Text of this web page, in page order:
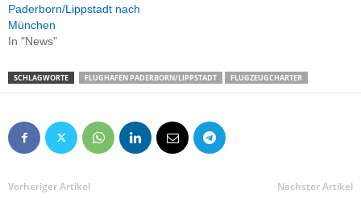
Paderborn/Lippstadt nach
München
In "News"
SCHLAGWORTE FLUGHAFEN PADERBORN/LIPPSTADT FLUGZEUGCHARTER
Vorheriger Artikel Nächster Artikel